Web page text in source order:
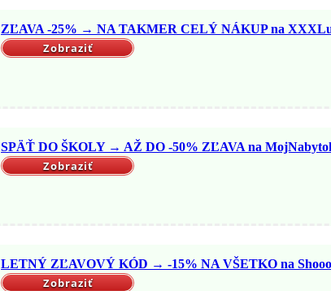
ZĽAVA -25% → NA TAKMER CELÝ NÁKUP na
Zobraziť
SPÄŤ DO ŠKOLY → AŽ DO -50% ZĽAVA na
Zobraziť
LETNÝ ZĽAVOVÝ KÓD → -15% NA VŠETKO na
Zobraziť